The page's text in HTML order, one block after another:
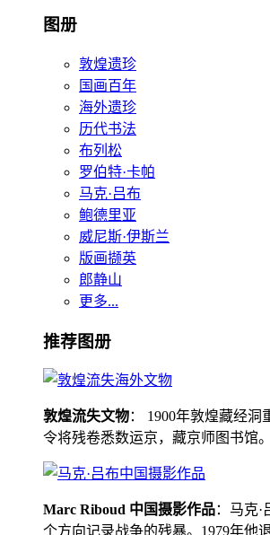
图册
敦煌遗珍
国画百年
海外遗珍
历代书法
布列松
罗伯特·卡帕
马克·吕布
鲍德里亚
威尼斯·伊斯兰
版画撷英
郎静山
更多...
推荐图册
敦煌流失文物： 1900年敦煌藏经
令将残卷悉数运京，藏京师图书馆
Marc Riboud 中国摄影作品：马克
个方向记录战争的残暴。1979年他